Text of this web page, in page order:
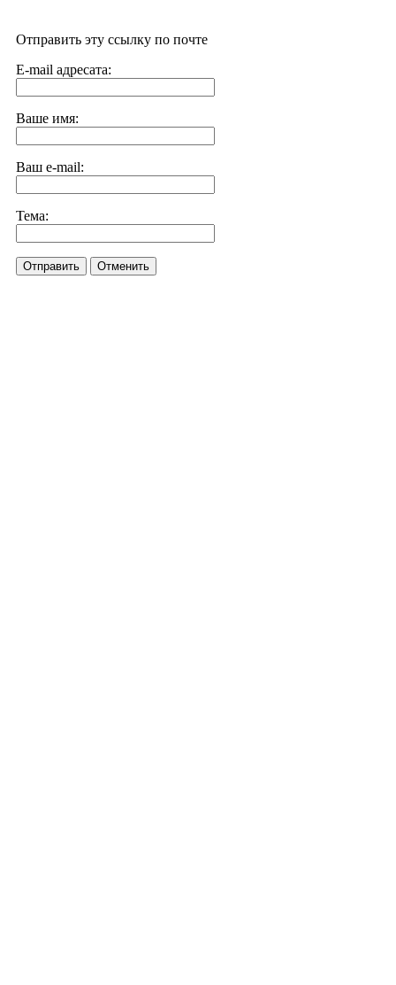
Отправить эту ссылку по почте
E-mail адресата:
Ваше имя:
Ваш e-mail:
Тема:
Отправить Отменить